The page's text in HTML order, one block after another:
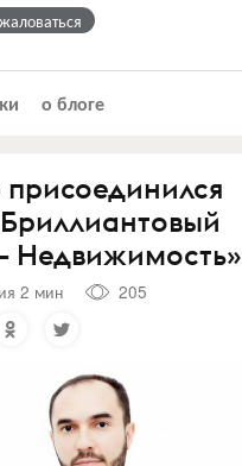
о блоге
Недвижимость»
2 мин
205